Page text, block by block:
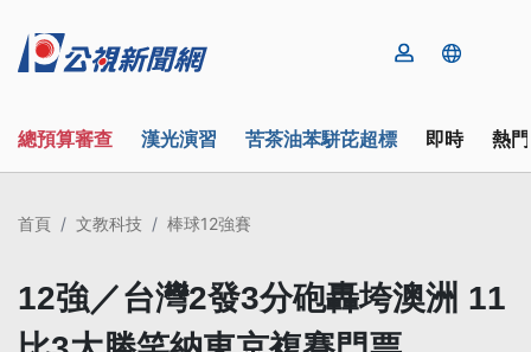
總預算審查 漢光演習 苦茶油苯駢芘超標 即時 熱
首頁 文教科技 棒球12強賽
12強／台灣2發3分砲轟垮澳洲 11